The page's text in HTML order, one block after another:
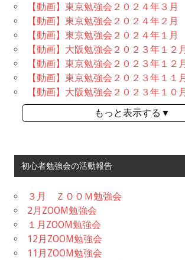
【動画】東京勉強会２０２４年３月
【動画】東京勉強会２０２４年２月
【動画】東京勉強会２０２４年１月
【動画】大阪勉強会２０２３年１２
【動画】東京勉強会２０２３年１２
【動画】東京勉強会２０２３年１１
【動画】大阪勉強会２０２３年１０
もっと表示する▼
初心者勉強会の活動報告
３月 ＺＯＯＭ勉強会
2月ZOOM勉強会
１月ZOOM勉強会
12月ZOOM勉強会
11月ZOOM勉強会